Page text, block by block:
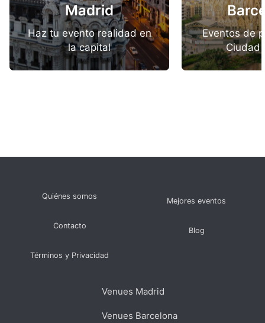
Madrid
Haz tu evento realidad en
la capital
Eventos de
Ciudad
Venues Madrid
Venues Barcelona
Quiénes somos
Contacto
Términos y Privacidad
Mejores eventos
Blog